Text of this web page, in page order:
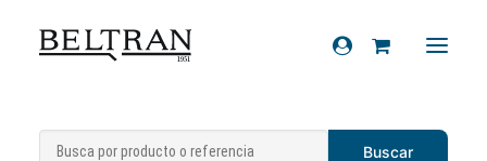
Recambios
Inicio Artículos de regalo Llaveros